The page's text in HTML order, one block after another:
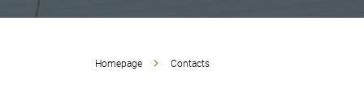
Homepage Contacts